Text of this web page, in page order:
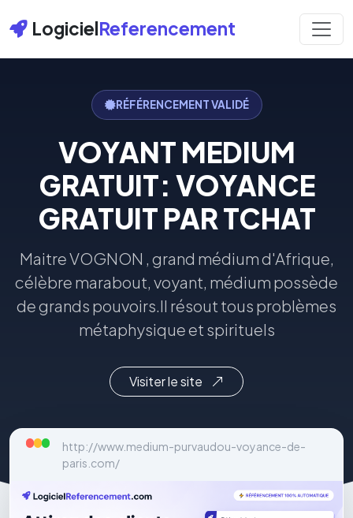
LogicielReferencement
RÉFÉRENCEMENT VALIDÉ
VOYANT MEDIUM
GRATUIT: VOYANCE
GRATUIT PAR TCHAT
Maitre VOGNON , grand médium d'Afrique,
célèbre marabout, voyant, médium possède
de grands pouvoirs.Il résout tous problèmes
métaphysique et spirituels
Visiter le site
http://www.medium-purvaudou-voyance-de-
paris.com/